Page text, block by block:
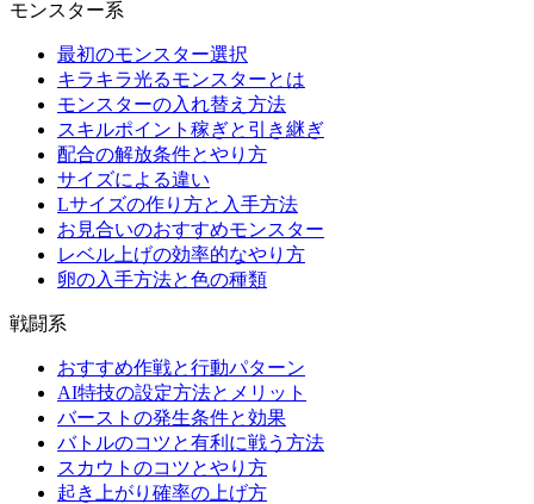
モンスター系
最初のモンスター選択
キラキラ光るモンスターとは
モンスターの入れ替え方法
スキルポイント稼ぎと引き継ぎ
配合の解放条件とやり方
サイズによる違い
Lサイズの作り方と入手方法
お見合いのおすすめモンスター
レベル上げの効率的なやり方
卵の入手方法と色の種類
戦闘系
おすすめ作戦と行動パターン
AI特技の設定方法とメリット
バーストの発生条件と効果
バトルのコツと有利に戦う方法
スカウトのコツとやり方
起き上がり確率の上げ方